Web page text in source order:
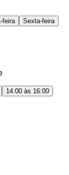
feira
Sexta-feira
14:00 às 16:00